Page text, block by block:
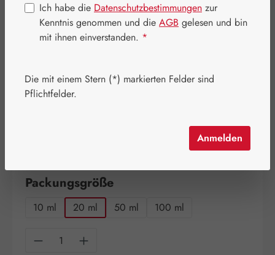
18,80 €
Inhalt: 0.02 Liter (940,00 € / 1 Liter)
Preise inkl. MwSt. zzgl. Versandkosten
Schnell zuschlagen! Es sind nur noch wenige Artikel
Packungsgrößeauswählen
10 ml 20 ml 50 ml 100 ml
Produkt Anzahl: Gib den gewünschten
Ich habe die Datenschutzbestimmungen zur
Kenntnis genommen und die AGB gelesen und bin
mit ihnen einverstanden. *
Die mit einem Stern (*) markierten Felder sind
Pflichtfelder.
Anmelden